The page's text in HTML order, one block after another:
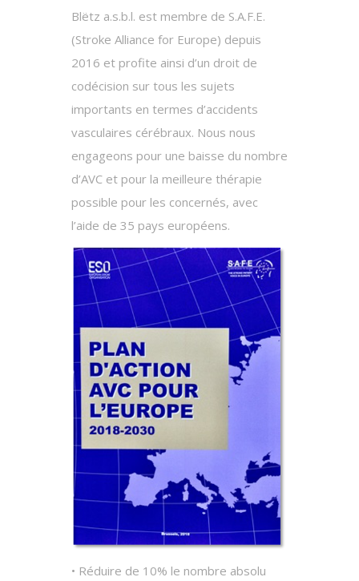
Blëtz a.s.b.l. est membre de S.A.F.E.
(Stroke Alliance for Europe) depuis
2016 et profite ainsi d’un droit de
codécision sur tous les sujets
importants en termes d’accidents
vasculaires cérébraux. Nous nous
engageons pour une baisse du nombre
d’AVC et pour la meilleure thérapie
possible pour les concernés, avec
l’aide de 35 pays européens.
• Réduire de 10% le nombre absolu